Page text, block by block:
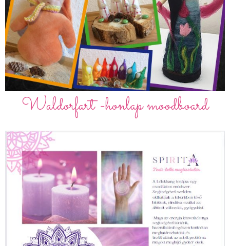
Waldorfart -honlap moodboard